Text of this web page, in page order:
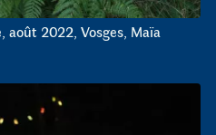
août 2022, Vosges, Maïa